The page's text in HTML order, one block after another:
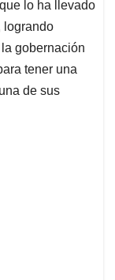
lo ha llevado
logrando
gobernación
tener una
de sus